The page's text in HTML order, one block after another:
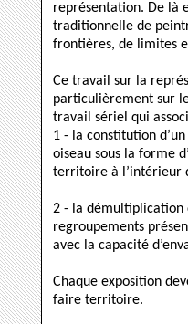
représentation. De là
traditionnelle de
frontières, de limites
Ce travail sur la
particulièrement sur
travail sériel qui
1 - la constitution
oiseau sous la forme
territoire à l’intérieur
2 - la démultiplication
regroupements
avec la capacité
Chaque exposition
faire territoire.